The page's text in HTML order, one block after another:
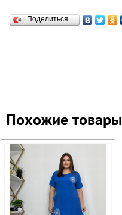
Поделиться…
Похожие товары